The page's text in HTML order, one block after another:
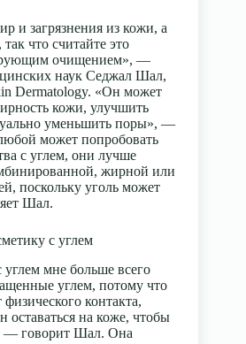
и загрязнения из кожи, а
что считайте это
очищением», —
наук Седжал Шал,
Dermatology. «Он может
кожи, улучшить
уменьшить поры», —
может попробовать
с углем, они лучше
жирной или
поскольку уголь может
Шал.
с углем
углем мне больше всего
углем, потому что
контакта,
оставаться на коже, чтобы
— говорит Шал. Она